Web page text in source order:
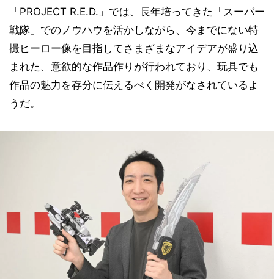
「PROJECT R.E.D.」では、長年培ってきた「スーパー
戦隊」でのノウハウを活かしながら、今までにない特
撮ヒーロー像を目指してさまざまなアイデアが盛り込
まれた、意欲的な作品作りが行われており、玩具でも
作品の魅力を存分に伝えるべく開発がなされているよ
うだ。